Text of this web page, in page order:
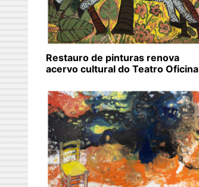
Restauro de pinturas renova
acervo cultural do Teatro Oficina